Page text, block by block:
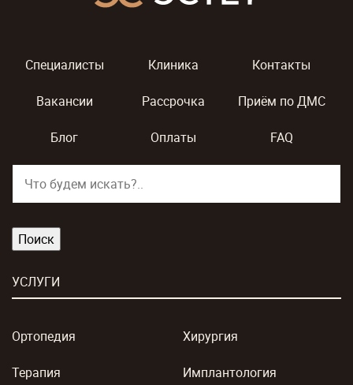
Специалисты Клиника Контакты
Вакансии Рассрочка Приём по ДМС
Блог Оплаты FAQ
УСЛУГИ
Ортопедия
Терапия
Хирургия
Имплантология